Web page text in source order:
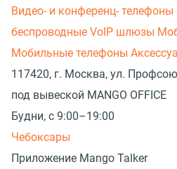
Видео- и конференц- телефоны
беспроводные VoIP шлюзы
Мобильные телефоны
117420, г. Москва, ул.
под вывеской MANGO OFFICE
Будни, с 9:00–19:00
Чебоксары
Приложение Mango Talker